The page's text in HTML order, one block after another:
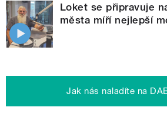
Loket se připravuje
města míří nejlepší
Jak nás naladíte na